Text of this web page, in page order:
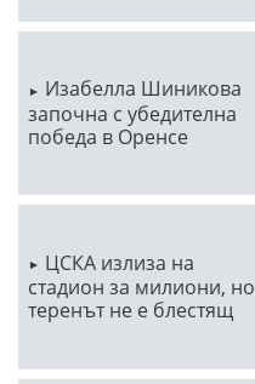
Изабелла Шиникова
започна с убедителна
победа в Оренсе
ЦСКА излиза на
стадион за милиони, но
теренът не е блестящ